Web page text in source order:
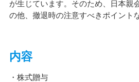
が生じています。そのため、日本親
の他、撤退時の注意すべきポイント
内容
・株式贈与